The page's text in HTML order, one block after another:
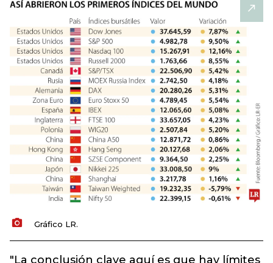
Gráfico LR.
"La conclusión clave aquí es que hay límites